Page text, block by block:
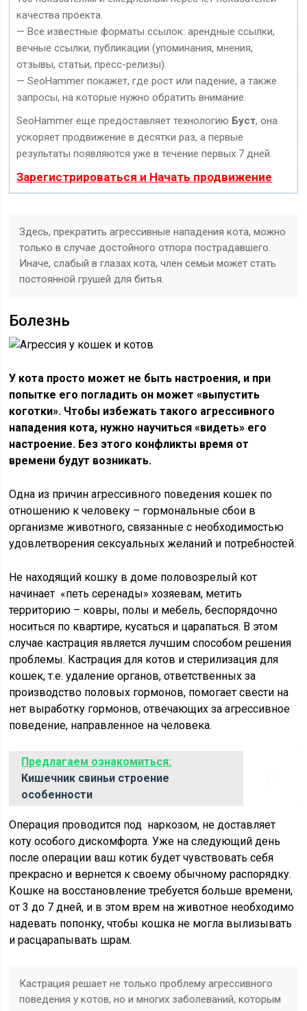
качества проекта.
— Все известные форматы ссылок: арендные ссылки,
вечные ссылки, публикации (упоминания, мнения,
отзывы, статьи, пресс-релизы).
— SeoHammer покажет, где рост или падение, а также
запросы, на которые нужно обратить внимание.
SeoHammer еще предоставляет технологию Буст, она
ускоряет продвижение в десятки раз, а первые
результаты появляются уже в течение первых 7 дней.
Зарегистрироваться и Начать продвижение
Здесь, прекратить агрессивные нападения кота, можно
только в случае достойного отпора пострадавшего.
Иначе, слабый в глазах кота, член семьи может стать
постоянной грушей для битья.
Болезнь
У кота просто может не быть настроения, и при
попытке его погладить он может «выпустить
коготки». Чтобы избежать такого агрессивного
нападения кота, нужно научиться «видеть» его
настроение. Без этого конфликты время от
времени будут возникать.
Одна из причин агрессивного поведения кошек по
отношению к человеку – гормональные сбои в
организме животного, связанные с необходимостью
удовлетворения сексуальных желаний и потребностей.
Не находящий кошку в доме половозрелый кот
начинает «петь серенады» хозяевам, метить
территорию – ковры, полы и мебель, беспорядочно
носиться по квартире, кусаться и царапаться. В этом
случае кастрация является лучшим способом решения
проблемы. Кастрация для котов и стерилизация для
кошек, т.е. удаление органов, ответственных за
производство половых гормонов, помогает свести на
нет выработку гормонов, отвечающих за агрессивное
поведение, направленное на человека.
Предлагаем ознакомиться:
Кишечник свиньи строение
особенности
Операция проводится под наркозом, не доставляет
коту особого дискомфорта. Уже на следующий день
после операции ваш котик будет чувствовать себя
прекрасно и вернется к своему обычному распорядку.
Кошке на восстановление требуется больше времени,
от 3 до 7 дней, и в этом врем на животное необходимо
надевать попонку, чтобы кошка не могла вылизывать
и расцарапывать шрам.
Кастрация решает не только проблему агрессивного
поведения у котов, но и многих заболеваний, которым